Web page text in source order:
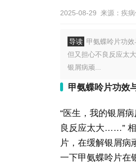
2025-08-29 来源： 疾
导读 甲氨蝶呤片功
但又担心不良反应太
银屑病顽...
甲氨蝶呤片功效
“医生，我的银屑
良反应太大……”
片，在缓解银屑病
一下甲氨蝶呤片在